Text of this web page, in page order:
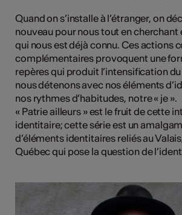
Quand on s’installe à l’étranger, on
nouveau pour nous tout en
qui nous est déjà connu. Ces actions
complémentaires provoquent une
repères qui produit l’intensification
nous détenons avec nos éléments
nos rythmes d’habitudes, notre « je ».
« Patrie ailleurs » est le fruit de cette
identitaire; cette série est un
d’éléments identitaires reliés au
Québec qui pose la question de